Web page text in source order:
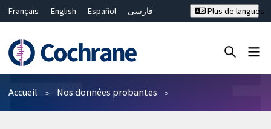
Français English Español
فارسی
Bahasa Malaysia
ไทย
繁體中文
简体中文
Plus de langues
Filtres
Accueil Nos données probantes